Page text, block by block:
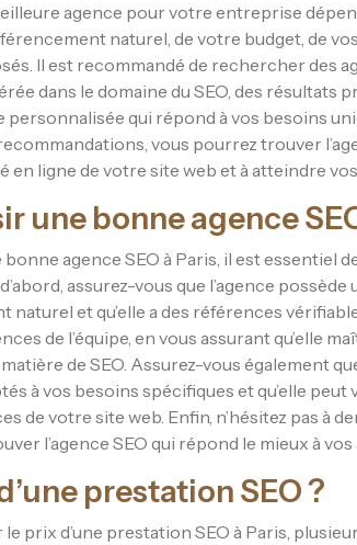
agence pour votre entreprise
naturel, de votre budget, de
Il est recommandé de rechercher des
dans le domaine du SEO, des résultats
qui répond à vos besoins
vous pourrez trouver
en ligne de votre site web et à atteindre
une bonne agence
bonne agence SEO à Paris, il est essentiel
assurez-vous que l’agence
naturel et qu’elle a des références
de l’équipe, en vous assurant qu’elle
de SEO. Assurez-vous également
à vos besoins spécifiques et qu’elle
de votre site web. Enfin, n’hésitez pas à
l’agence SEO qui répond le mieux à
prestation SEO ?
le prix d’une prestation SEO à Paris,